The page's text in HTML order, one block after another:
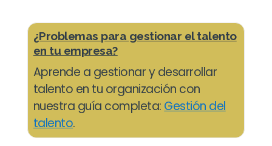
¿Problemas para gestionar el talento
en tu empresa?
Aprende a gestionar y desarrollar
talento en tu organización con
nuestra guía completa:Gestión del
talento.